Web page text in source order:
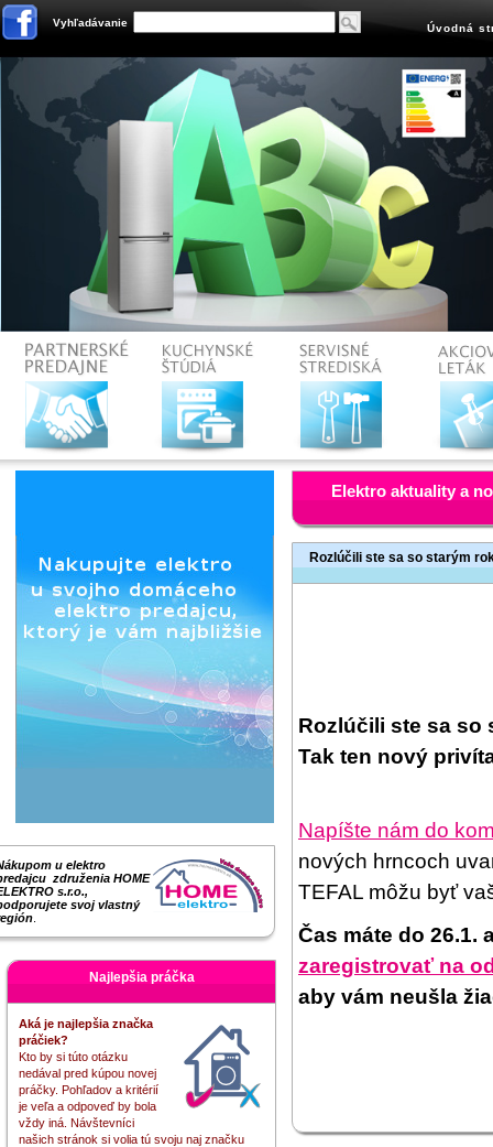
Vyhľadávanie Úvodná
u elektro
združenia HOME
s.r.o.,
svoj vlastný
Najlepšia práčka
Aká je najlepšia značka
práčiek?
Kto by si túto otázku
nedával pred kúpou novej
práčky. Pohľadov a kritérií
je veľa a odpoveď by bola
vždy iná. Návštevníci
našich stránok si volia tú svoju naj značku
Elektro aktuality a
Rozlúčili ste sa so starým
Rozlúčili ste sa so
Tak ten nový
Napíšte nám do
nových hrncoch
TEFAL môžu byť
Čas máte do 26.1.
zaregistrovať na
aby vám neušla